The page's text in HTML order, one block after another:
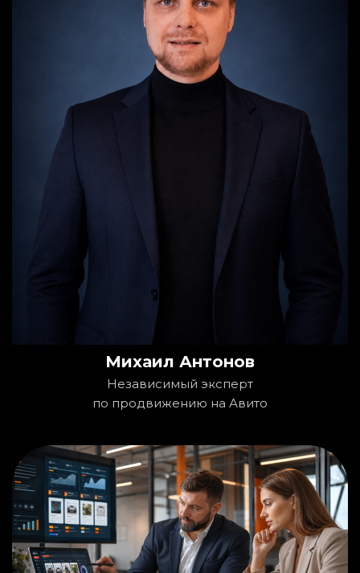
Михаил Антонов
Независимый эксперт
по продвижению на Авито